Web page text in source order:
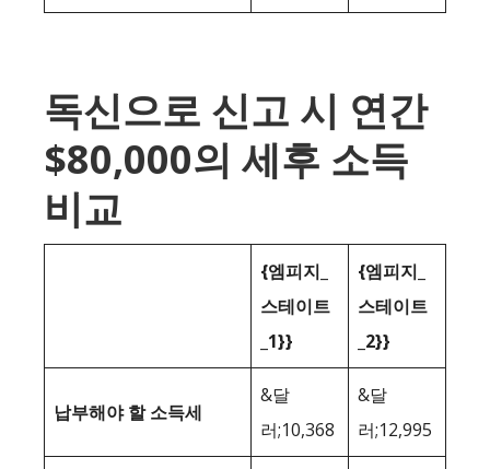
독신으로 신고 시 연간
$80,000의 세후 소득
비교
{엠피지_
스테이트
_1}}
{엠피지_
스테이트
_2}}
납부해야 할 소득세
&달
러;10,368
&달
러;12,995